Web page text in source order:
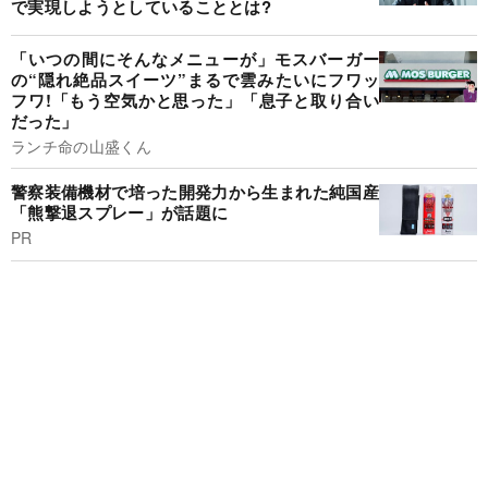
で実現しようとしていることとは?
「いつの間にそんなメニューが」モスバーガー
の“隠れ絶品スイーツ”まるで雲みたいにフワッ
フワ!「もう空気かと思った」「息子と取り合い
だった」
ランチ命の山盛くん
警察装備機材で培った開発力から生まれた純国産
「熊撃退スプレー」が話題に
PR